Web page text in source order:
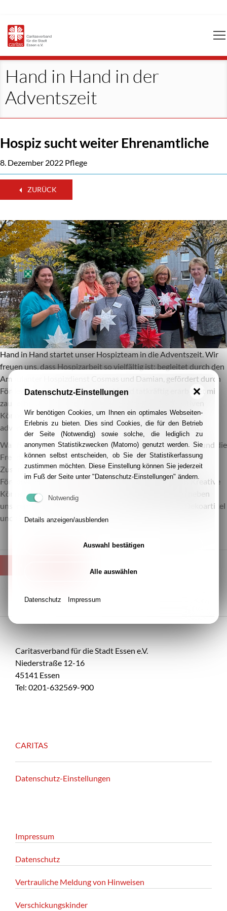
Hand in Hand in der
Adventszeit
Hospiz sucht weiter Ehrenamtliche
8. Dezember 2022 Pflege
ZURÜCK
Hand in Hand startet unser Hospizteam in die Adventszeit. Wir
freuen uns, dass Hospizarbeit so vielfältig ist: begleitet durch den
Ambulanter Hospizdienst Cosmas und Damian, gefördert durch
Förderverein Cosmas+Damian e.V. und tatkräftig erarbeitet mit
zauberhaften Ideen und geschickten Händen der Kreativen
Könner wurde für unsere Gäste im stationären Hospiz
adventliche Deko und liebevolle Gastgeschenke gebastelt.
Was für wunderschöne Geschenke – die Zusammenarbeit und die
Freude unserer Gäste. Gerne kannst auch Du Teil dieser
Zusammenarbeit werden: ob in der Unterstützung des
Fördervereins, imEhrenamtim Ambulanten Dienst, als Kreative
Könner:in oder als Kundschaft – in dem kleinen Laden neben
unserem Hospiz finden sich viele weitere adventliche Dekoartikel
und Geschenke!
Caritasverband für die Stadt Essen e.V.
Niederstraße 12-16
45141 Essen
Tel: 0201-632569-900
CARITAS
Datenschutz-Einstellungen
Impressum
Datenschutz
Vertrauliche Meldung von Hinweisen
Verschickungskinder
Datenschutz-Einstellungen
Wir benötigen Cookies, um Ihnen ein optimales Webseiten-
Erlebnis zu bieten. Dies sind Cookies, die für den Betrieb
der Seite (Notwendig) sowie solche, die lediglich zu
anonymen Statistikzwecken (Matomo) genutzt werden. Sie
können selbst entscheiden, ob Sie der Statistikerfassung
zustimmen möchten. Diese Einstellung können Sie jederzeit
im Fuß der Seite unter "Datenschutz-Einstellungen" ändern.
Notwendig
Details anzeigen/ausblenden
Auswahl bestätigen
Alle auswählen
Datenschutz Impressum